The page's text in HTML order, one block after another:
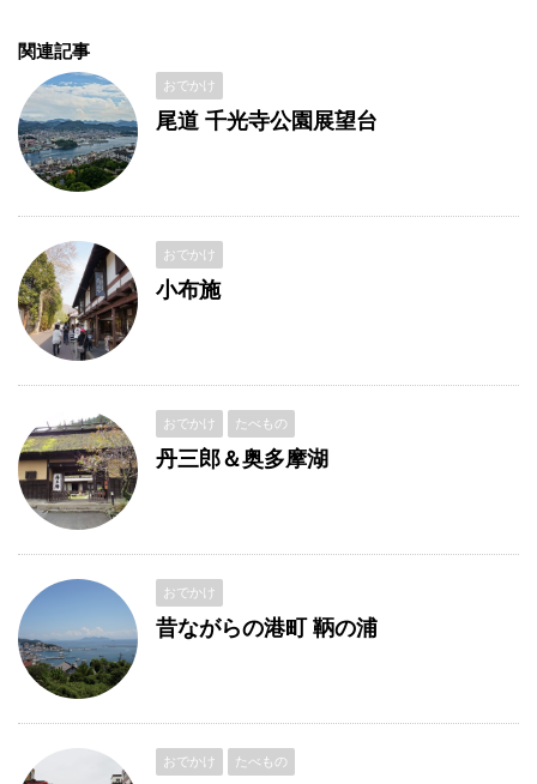
関連記事
おでかけ
尾道 千光寺公園展望台
おでかけ
小布施
おでかけ たべもの
丹三郎＆奥多摩湖
おでかけ
昔ながらの港町 鞆の浦
おでかけ たべもの